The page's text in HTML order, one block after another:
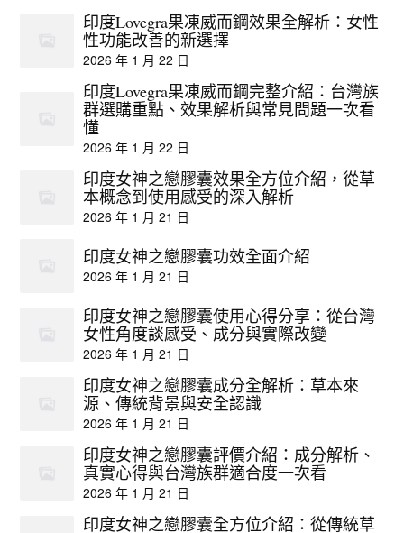
印度Lovegra果凍威而鋼效果全解析：女性
性功能改善的新選擇
2026 年 1 月 22 日
印度Lovegra果凍威而鋼完整介紹：台灣族
群選購重點、效果解析與常見問題一次看
懂
2026 年 1 月 22 日
印度女神之戀膠囊效果全方位介紹，從草
本概念到使用感受的深入解析
2026 年 1 月 21 日
印度女神之戀膠囊功效全面介紹
2026 年 1 月 21 日
印度女神之戀膠囊使用心得分享：從台灣
女性角度談感受、成分與實際改變
2026 年 1 月 21 日
印度女神之戀膠囊成分全解析：草本來
源、傳統背景與安全認識
2026 年 1 月 21 日
印度女神之戀膠囊評價介紹：成分解析、
真實心得與台灣族群適合度一次看
2026 年 1 月 21 日
印度女神之戀膠囊全方位介紹：從傳統草